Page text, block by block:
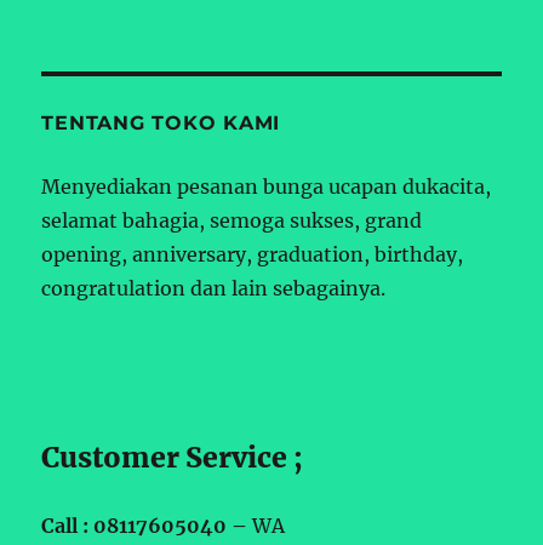
TENTANG TOKO KAMI
Menyediakan pesanan bunga ucapan dukacita,
selamat bahagia, semoga sukses, grand
opening, anniversary, graduation, birthday,
congratulation dan lain sebagainya.
Customer Service ;
Call : 08117605040 –WA